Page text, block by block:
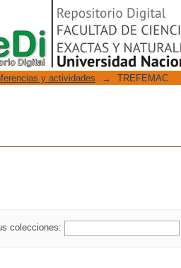
y actividades → TREFEMAC
colecciones: